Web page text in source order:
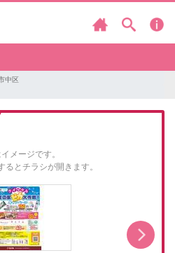
中区
メージです。
るとチラシが開きます。